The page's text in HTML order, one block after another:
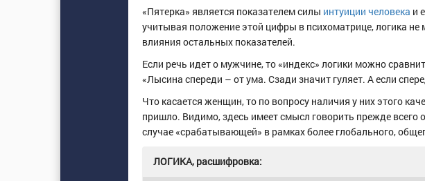
«Пятерка» является показателем силы интуиции человека и
учитывая положение этой цифры в психоматрице, логика не
влияния остальных показателей.
Если речь идет о мужчине, то «индекс» логики можно
«Лысина спереди – от ума. Сзади значит гуляет. А если
Что касается женщин, то по вопросу наличия у них этого
пришло. Видимо, здесь имеет смысл говорить прежде всего
случае «срабатывающей» в рамках более глобального,
ЛОГИКА, расшифровка: